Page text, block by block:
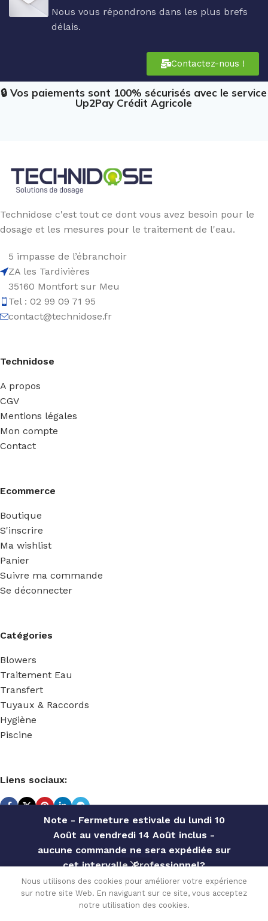
Note - Fermeture estivale du lundi 10
Août au vendredi 14 Août inclus -
aucune commande ne sera expédiée sur
cet intervalle. Professionnel?
Contactez notre service commercial
pour des offres personnalisées, des
remises par quantité, etc
Nous vous répondrons dans les plus brefs
délais.
Contactez-nous !
🔒 Vos paiements sont 100% sécurisés avec le service
Up2Pay Crédit Agricole
Technidose c'est tout ce dont vous avez besoin pour le
dosage et les mesures pour le traitement de l'eau.
5 impasse de l’ébranchoir
ZA les Tardivières
35160 Montfort sur Meu
Tel : 02 99 09 71 95
contact@technidose.fr
Technidose
A propos
CGV
Mentions légales
Mon compte
Contact
Ecommerce
Boutique
S'inscrire
Ma wishlist
Panier
Suivre ma commande
Se déconnecter
Catégories
Blowers
Traitement Eau
Transfert
Tuyaux & Raccords
Hygiène
Piscine
Liens sociaux:
TECHNIDOSE 2022 Réalisé parACS INFORMATIQUE
Nous utilisons des cookies pour améliorer votre expérience
sur notre site Web. En naviguant sur ce site, vous acceptez
notre utilisation des cookies.
ELEKTRA
MS1
PVC/FPM
40 L/H 10
3,028.80€
Disponible
sur